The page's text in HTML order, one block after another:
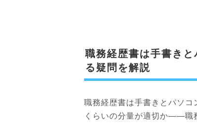
職務経歴書は手書き
る疑問を解説
職務経歴書は手書きとパソ
くらいの分量が適切か——職